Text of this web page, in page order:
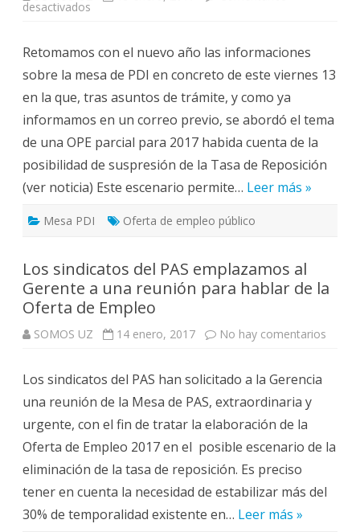
desactivados
enero-
Oferta
Empleo
2017
Retomamos con el nuevo año las informaciones
sobre la mesa de PDI en concreto de este viernes 13
en la que, tras asuntos de trámite, y como ya
informamos en un correo previo, se abordó el tema
de una OPE parcial para 2017 habida cuenta de la
posibilidad de suspresión de la Tasa de Reposición
(ver noticia) Este escenario permite… Leer más »
Mesa PDI Oferta de empleo público
Los sindicatos del PAS emplazamos al
Gerente a una reunión para hablar de la
Oferta de Empleo
SOMOS UZ 14 enero, 2017 No hay comentarios
para
la
Oferta
Los sindicatos del PAS han solicitado a la Gerencia
una reunión de la Mesa de PAS, extraordinaria y
urgente, con el fin de tratar la elaboración de la
Oferta de Empleo 2017 en el posible escenario de la
eliminación de la tasa de reposición. Es preciso
tener en cuenta la necesidad de estabilizar más del
30% de temporalidad existente en… Leer más »